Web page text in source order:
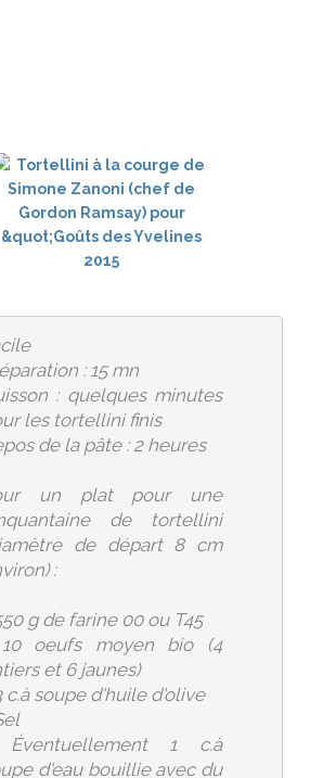
: 15 mn
: quelques minutes
les tortellini finis
de la pâte : 2 heures
un plat pour une
de tortellini
de départ 8 cm
:
g de farine 00 ou T45
oeufs moyen bio (4
et 6 jaunes)
c.à soupe d'huile d'olive
1 c.à
d'eau bouillie avec du